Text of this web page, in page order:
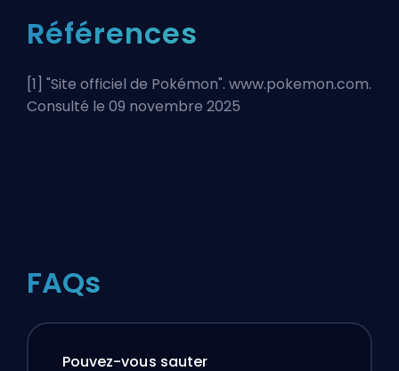
Références
[1] "Site officiel de Pokémon". www.pokemon.com.
Consulté le 09 novembre 2025
FAQs
Pouvez-vous sauter